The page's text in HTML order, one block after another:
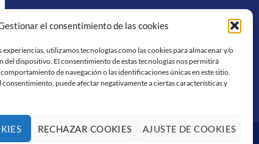
el consentimiento de las cookies
experiencias, utilizamos tecnologías como las cookies para almacenar y/o
del dispositivo. El consentimiento de estas tecnologías nos permitirá
de navegación o las identificaciones únicas en este sitio.
puede afectar negativamente a ciertas características y
RECHAZAR COOKIES AJUSTE DE COOKIES